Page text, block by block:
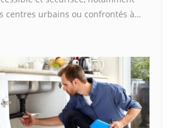
centres urbains ou confrontés à…